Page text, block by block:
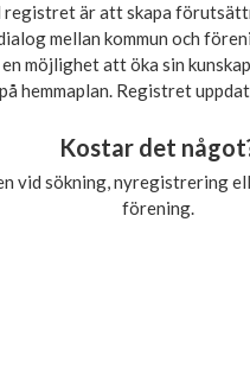
registret är att skapa
mellan kommun och
möjlighet att öka sin
hemmaplan. Registret
Kostar det
vid sökning, nyregistrering
förening.